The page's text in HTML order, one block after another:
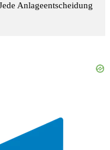
Anlageentscheidung